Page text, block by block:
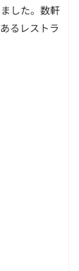
した。数軒
るレストラ